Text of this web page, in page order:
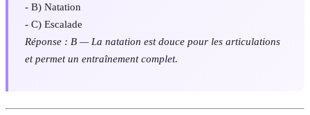
- B) Natation
- C) Escalade
Réponse : B — La natation est douce pour les articulations
et permet un entraînement complet.